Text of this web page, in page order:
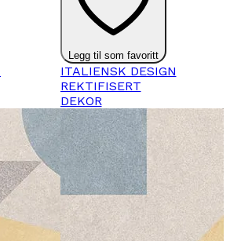
Legg til som favoritt
ITALIENSK DESIGN
REKTIFISERT
DEKOR